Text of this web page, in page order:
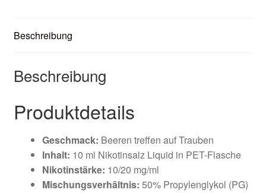
Beschreibung
Beschreibung
Produktdetails
Geschmack: Beeren treffen auf Trauben
Inhalt: 10 ml Nikotinsalz Liquid in PET-Flasche
Nikotinstärke: 10/20 mg/ml
Mischungsverhältnis: 50% Propylenglykol (PG)